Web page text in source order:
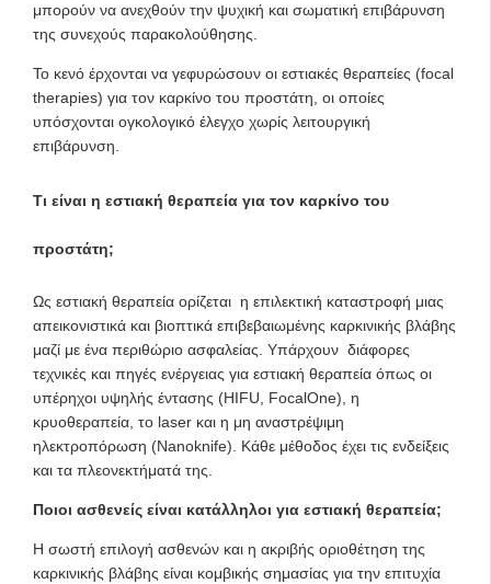
μπορούν να ανεχθούν την ψυχική και σωματική επιβάρυνση
της συνεχούς παρακολούθησης.
Το κενό έρχονται να γεφυρώσουν οι εστιακές θεραπείες (focal
therapies) για τον καρκίνο του προστάτη, οι οποίες
υπόσχονται ογκολογικό έλεγχο χωρίς λειτουργική
επιβάρυνση.
Τι είναι η εστιακή θεραπεία για τον καρκίνο του
προστάτη;
Ως εστιακή θεραπεία ορίζεται η επιλεκτική καταστροφή μιας
απεικονιστικά και βιοπτικά επιβεβαιωμένης καρκινικής βλάβης
μαζί με ένα περιθώριο ασφαλείας. Υπάρχουν διάφορες
τεχνικές και πηγές ενέργειας για εστιακή θεραπεία όπως οι
υπέρηχοι υψηλής έντασης (HIFU, FocalOne), η
κρυοθεραπεία, το laser και η μη αναστρέψιμη
ηλεκτροπόρωση (Nanoknife). Κάθε μέθοδος έχει τις ενδείξεις
και τα πλεονεκτήματά της.
Ποιοι ασθενείς είναι κατάλληλοι για εστιακή θεραπεία;
Η σωστή επιλογή ασθενών και η ακριβής οριοθέτηση της
καρκινικής βλάβης είναι κομβικής σημασίας για την επιτυχία